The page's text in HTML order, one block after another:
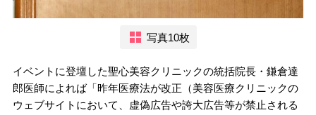
写真10枚
イベントに登壇した聖心美容クリニックの統括院長・鎌倉達
郎医師によれば「昨年医療法が改正（美容医療クリニックの
ウェブサイトにおいて、虚偽広告や誇大広告等が禁止される